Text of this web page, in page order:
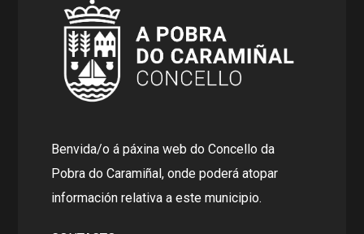
Benvida/o á páxina web do Concello da
Pobra do Caramiñal, onde poderá atopar
información relativa a este municipio.